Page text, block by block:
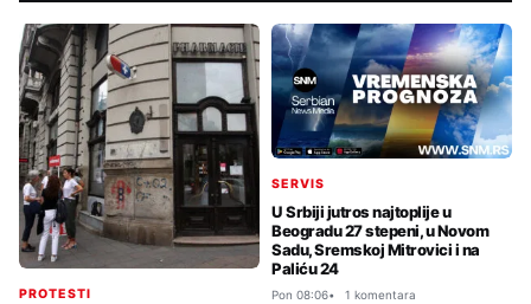
PROTESTI
SERVIS
U Srbiji jutros najtoplije u
Beogradu 27 stepeni, u Novom
Sadu, Sremskoj Mitrovici i na
Paliću 24
Pon 08:06 1 komentara